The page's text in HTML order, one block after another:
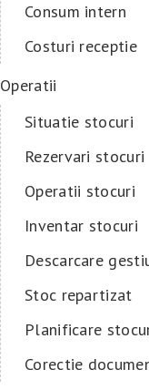
Consum intern
Costuri receptie
Operatii
Situatie stocuri
Rezervari stocuri
Operatii stocuri
Inventar stocuri
Descarcare
Stoc repartizat
Planificare
Corectie